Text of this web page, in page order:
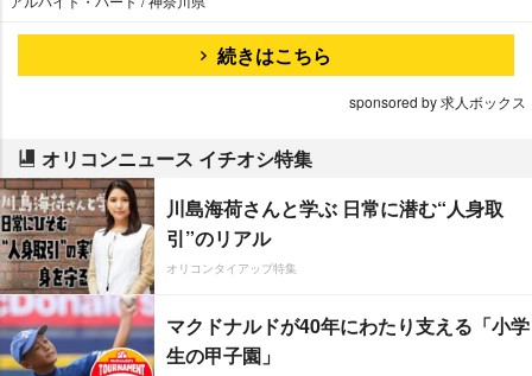
続きはこちら
sponsored by 求人ボックス
オリコンニュース イチオシ特集
川島海荷さんと学ぶ 日常に潜む“人身取
引”のリアル
オリコンタイアップ特集
マクドナルドが40年にわたり支える「小学
生の甲子園」